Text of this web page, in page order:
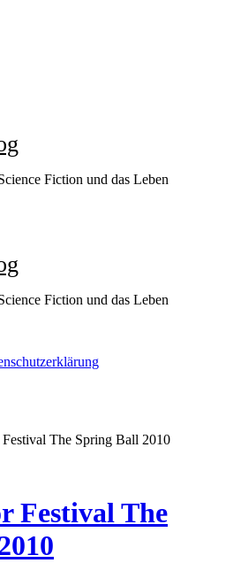
Fiction und das Leben
Fiction und das Leben
The Spring Ball 2010
Festival The